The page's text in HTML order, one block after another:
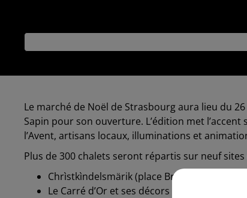
Le marché de Noël de Strasbourg aura lieu du
Sapin pour son ouverture. L’édition met
l’Avent, artisans locaux, illuminations et
Plus de 300 chalets seront répartis sur neuf
Chrìstkìndelsmärik (place Broglie) et sa
Le Carré d’Or et ses décors féeriques.